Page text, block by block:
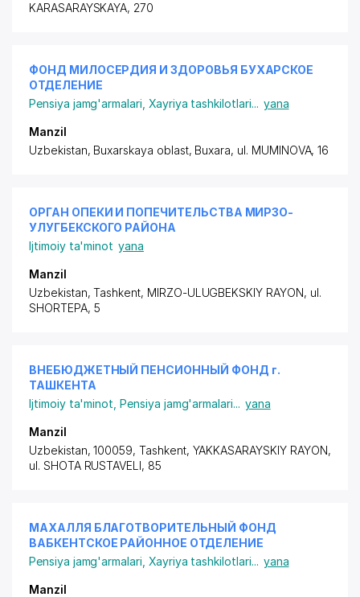
KARASARAYSKAYA, 270
ФОНД МИЛОСЕРДИЯ И ЗДОРОВЬЯ БУХАРСКОЕ
ОТДЕЛЕНИЕ
Pensiya jamg'armalari Xayriya tashkilotlari... yana
Manzil
Uzbekistan, Buxarskaya oblast, Buxara, ul. MUMINOVA, 16
ОРГАН ОПЕКИ И ПОПЕЧИТЕЛЬСТВА МИРЗО-
УЛУГБЕКСКОГО РАЙОНА
Ijtimoiy ta'minot yana
Manzil
Uzbekistan, Tashkent, MIRZO-ULUGBEKSKIY RAYON, ul.
SHORTEPA, 5
ВНЕБЮДЖЕТНЫЙ ПЕНСИОННЫЙ ФОНД г.
ТАШКЕНТА
Ijtimoiy ta'minot ,Pensiya jamg'armalari... yana
Manzil
Uzbekistan, 100059, Tashkent, YAKKASARAYSKIY RAYON,
ul. SHOTA RUSTAVELI, 85
МАХАЛЛЯ БЛАГОТВОРИТЕЛЬНЫЙ ФОНД
ВАБКЕНТСКОЕ РАЙОННОЕ ОТДЕЛЕНИЕ
Pensiya jamg'armalari Xayriya tashkilotlari... yana
Manzil